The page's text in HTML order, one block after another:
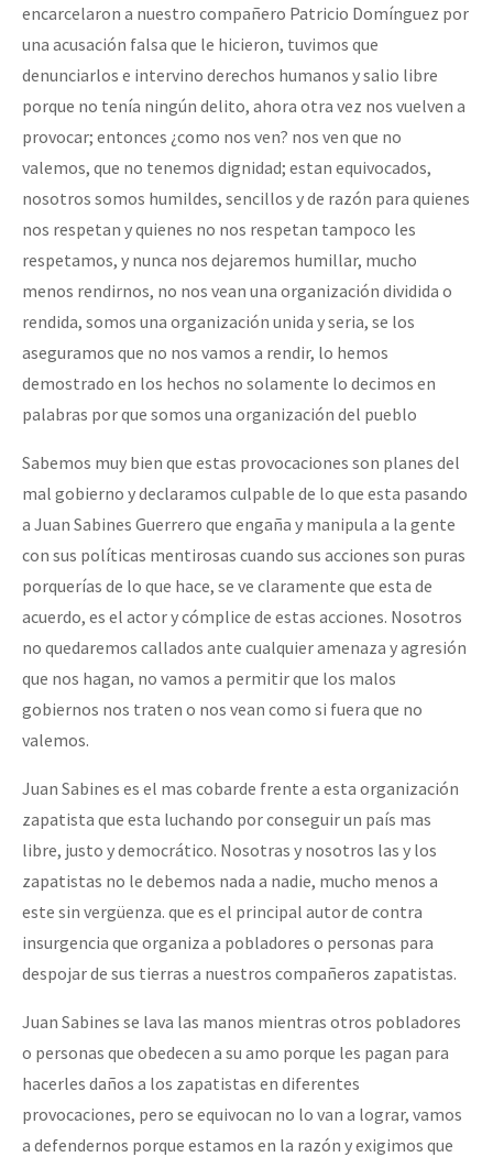
encarcelaron a nuestro compañero Patricio Domínguez por
una acusación falsa que le hicieron, tuvimos que
denunciarlos e intervino derechos humanos y salio libre
porque no tenía ningún delito, ahora otra vez nos vuelven a
provocar; entonces ¿como nos ven? nos ven que no
valemos, que no tenemos dignidad; estan equivocados,
nosotros somos humildes, sencillos y de razón para quienes
nos respetan y quienes no nos respetan tampoco les
respetamos, y nunca nos dejaremos humillar, mucho
menos rendirnos, no nos vean una organización dividida o
rendida, somos una organización unida y seria, se los
aseguramos que no nos vamos a rendir, lo hemos
demostrado en los hechos no solamente lo decimos en
palabras por que somos una organización del pueblo
Sabemos muy bien que estas provocaciones son planes del
mal gobierno y declaramos culpable de lo que esta pasando
a Juan Sabines Guerrero que engaña y manipula a la gente
con sus políticas mentirosas cuando sus acciones son puras
porquerías de lo que hace, se ve claramente que esta de
acuerdo, es el actor y cómplice de estas acciones. Nosotros
no quedaremos callados ante cualquier amenaza y agresión
que nos hagan, no vamos a permitir que los malos
gobiernos nos traten o nos vean como si fuera que no
valemos.
Juan Sabines es el mas cobarde frente a esta organización
zapatista que esta luchando por conseguir un país mas
libre, justo y democrático. Nosotras y nosotros las y los
zapatistas no le debemos nada a nadie, mucho menos a
este sin vergüenza. que es el principal autor de contra
insurgencia que organiza a pobladores o personas para
despojar de sus tierras a nuestros compañeros zapatistas.
Juan Sabines se lava las manos mientras otros pobladores
o personas que obedecen a su amo porque les pagan para
hacerles daños a los zapatistas en diferentes
provocaciones, pero se equivocan no lo van a lograr, vamos
a defendernos porque estamos en la razón y exigimos que